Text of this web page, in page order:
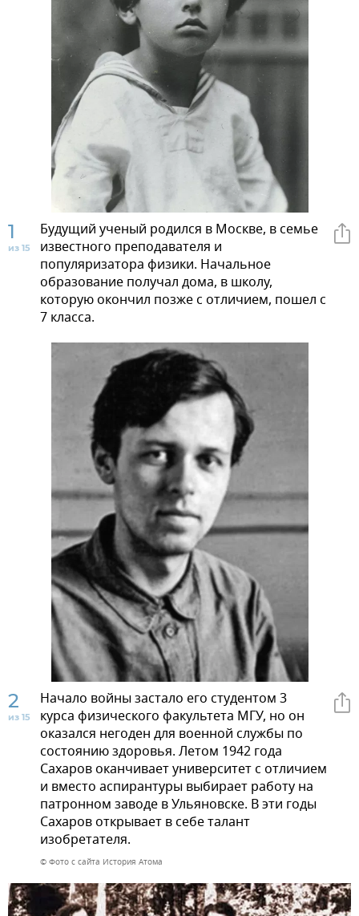
1
из 15
Будущий ученый родился в Москве, в семье
известного преподавателя и
популяризатора физики. Начальное
образование получал дома, в школу,
которую окончил позже с отличием, пошел с
7 класса.
2
из 15
Начало войны застало его студентом 3
курса физического факультета МГУ, но он
оказался негоден для военной службы по
состоянию здоровья. Летом 1942 года
Сахаров оканчивает университет с отличием
и вместо аспирантуры выбирает работу на
патронном заводе в Ульяновске. В эти годы
Сахаров открывает в себе талант
изобретателя.
© Фото с сайта История Атома